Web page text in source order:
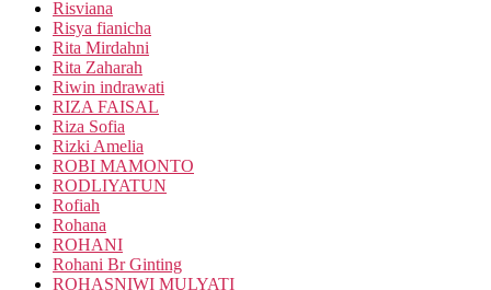
Risviana
Risya fianicha
Rita Mirdahni
Rita Zaharah
Riwin indrawati
RIZA FAISAL
Riza Sofia
Rizki Amelia
ROBI MAMONTO
RODLIYATUN
Rofiah
Rohana
ROHANI
Rohani Br Ginting
ROHASNIWI MULYATI